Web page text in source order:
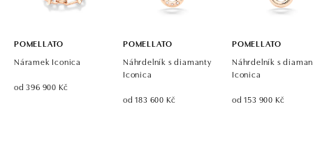
POMELLATO
Náramek Iconica
od 396 900 Kč
POMELLATO
Náhrdelník s diamanty
Iconica
od 183 600 Kč
POMELLATO
Náhrdelník s
Iconica
od 153 900 Kč